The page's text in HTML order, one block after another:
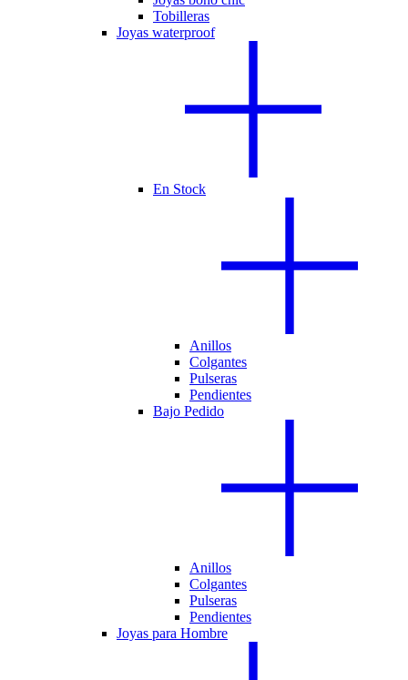
Tobilleras
Joyas waterproof
En Stock
Anillos
Colgantes
Pulseras
Pendientes
Bajo Pedido
Anillos
Colgantes
Pulseras
Pendientes
Joyas para Hombre